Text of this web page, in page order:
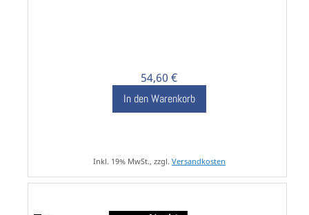
54,60 €
In den Warenkorb
Inkl. 19% MwSt., zzgl. Versandkosten